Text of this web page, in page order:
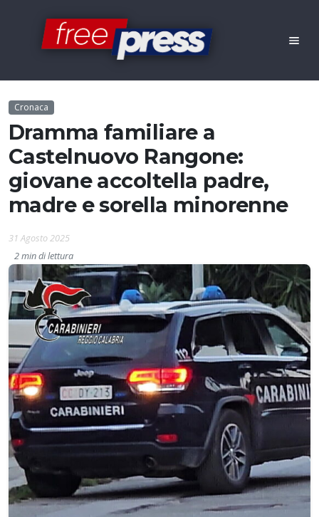
Cronaca
Dramma familiare a
Castelnuovo Rangone:
giovane accoltella padre,
madre e sorella minorenne
31 Agosto 2025
2 min di lettura